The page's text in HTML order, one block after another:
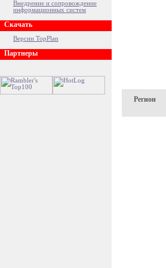
Внедрение и сопровождение
информационных систем
Скачать
Версии TopPlan
Партнеры
Регион